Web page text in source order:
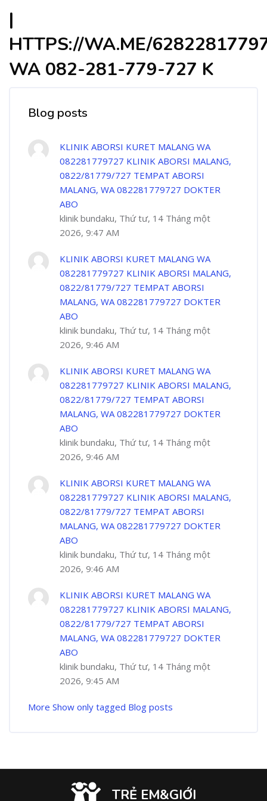
|
HTTPS://WA.ME/
WA 082-281-779-727 K
Blog posts
KLINIK ABORSI KURET MALANG WA
082281779727 KLINIK ABORSI MALANG,
0822/81779/727 TEMPAT ABORSI
MALANG, WA 082281779727 DOKTER
ABO
klinik bundaku, Thứ tư, 14 Tháng một
2026, 9:47 AM
KLINIK ABORSI KURET MALANG WA
082281779727 KLINIK ABORSI MALANG,
0822/81779/727 TEMPAT ABORSI
MALANG, WA 082281779727 DOKTER
ABO
klinik bundaku, Thứ tư, 14 Tháng một
2026, 9:46 AM
KLINIK ABORSI KURET MALANG WA
082281779727 KLINIK ABORSI MALANG,
0822/81779/727 TEMPAT ABORSI
MALANG, WA 082281779727 DOKTER
ABO
klinik bundaku, Thứ tư, 14 Tháng một
2026, 9:46 AM
KLINIK ABORSI KURET MALANG WA
082281779727 KLINIK ABORSI MALANG,
0822/81779/727 TEMPAT ABORSI
MALANG, WA 082281779727 DOKTER
ABO
klinik bundaku, Thứ tư, 14 Tháng một
2026, 9:46 AM
KLINIK ABORSI KURET MALANG WA
082281779727 KLINIK ABORSI MALANG,
0822/81779/727 TEMPAT ABORSI
MALANG, WA 082281779727 DOKTER
ABO
klinik bundaku, Thứ tư, 14 Tháng một
2026, 9:45 AM
More Show only tagged Blog posts
TRẺ EM&GIỚI